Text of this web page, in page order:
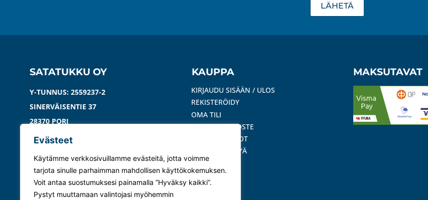
Evästeet
Käytämme verkkosivuillamme evästeitä, jotta voimme
tarjota sinulle parhaimman mahdollisen käyttökokemuksen.
Voit antaa suostumuksesi painamalla ”Hyväksy kaikki”.
Pystyt muuttamaan valintojasi myöhemmin
LÄHETÄ
SATATUKKU OY
Y-TUNNUS: 2559237-2
SINERVÄISENTIE 37
28370 PORI
YHTEYSTIEDOT
YHTEYDENOTOT
050 413 5235
KAUPPA
KIRJAUDU SISÄÄN / ULOS
REKISTERÖIDY
OMA TILI
REKISTERISELOSTE
TOIMITUSEHDOT
USEIN KYSYTTYÄ
OIVARAPORTTI
MAKSUTAVAT